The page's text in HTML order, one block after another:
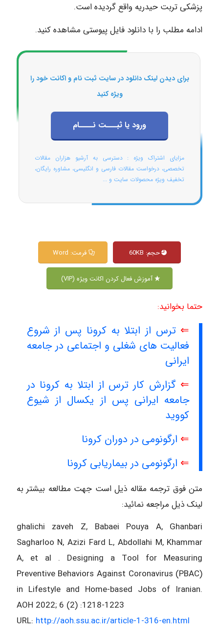
پزشکی تربت حیدریه واقع گردیده است.
ادامه مطلب را با دانلود فایل پیوستی مشاهده کنید.
برای دیدن لینک دانلود در سایت ثبت نام و اکانت خود را
ویژه کنید
ورود یا ثبـــت نــــام
مزایای اشتراک ویژه : دسترسی به آرشیو هزاران مقالات
تخصصی، درخواست مقالات فارسی و انگلیسی، مشاوره رایگان،
تخفیف ویژه محصولات سایت و ...
حجم: 60KB فرمت: Word
آموزش فعال کردن اکانت ویژه (VIP)
حتما بخوانید:
⇐ترس از ابتلا به کرونا پس از شروع
فعالیت های شغلی و اجتماعی در جامعه
ایرانی
⇐گزارش کار ترس از ابتلا به کرونا در
جامعه ایرانی پس از یکسال از شیوع
کووید
⇐ ارگونومی در دوران کرونا
⇐ ارگونومی در بیماریابی کرونا
متن فوق ترجمه مقاله ذیل است جهت مطالعه بیشتر به
لینک ذیل مراجعه نمائید:
ghalichi zaveh Z, Babaei Pouya A, Ghanbari
Sagharloo N, Azizi Fard L, Abdollahi M, Khammar
A, et al . Designing a Tool for Measuring
Preventive Behaviors Against Coronavirus (PBAC)
in Lifestyle and Home-based Jobs of Iranian.
AOH 2022; 6 (2) :1218-1223
URL: http://aoh.ssu.ac.ir/article-1-316-en.html